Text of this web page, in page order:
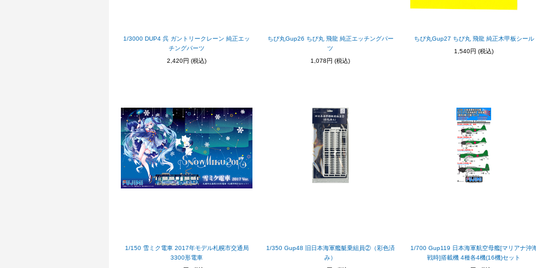
1/3000 DUP4 呉 ガントリークレーン 純正エッ
チングパーツ
2,420円 (税込)
ちび丸Gup26 ちび丸 飛龍 純正エッチングパー
ツ
1,078円 (税込)
ちび丸Gup27 ちび丸 飛龍 純正木甲板シール
1,540円 (税込)
1/150 雪ミク電車 2017年モデル札幌市交通局
3300形電車
1/350 Gup48 旧日本海軍艦艇乗組員②（彩色済
み）
1/700 Gup119 日本海軍航空母艦[マリアナ沖
戦時]搭載機 4種各4機(16機)セット